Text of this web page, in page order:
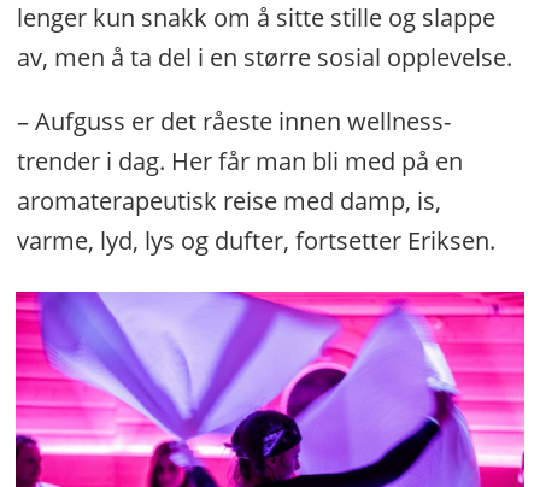
lenger kun snakk om å sitte stille og slappe
av, men å ta del i en større sosial opplevelse.
– Aufguss er det råeste innen wellness-
trender i dag. Her får man bli med på en
aromaterapeutisk reise med damp, is,
varme, lyd, lys og dufter, fortsetter Eriksen.